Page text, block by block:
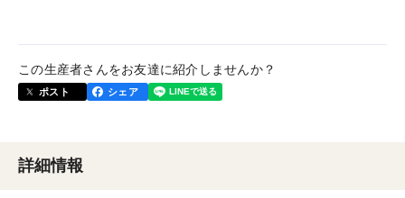
この生産者さんをお友達に紹介しませんか？
ポスト シェア
詳細情報